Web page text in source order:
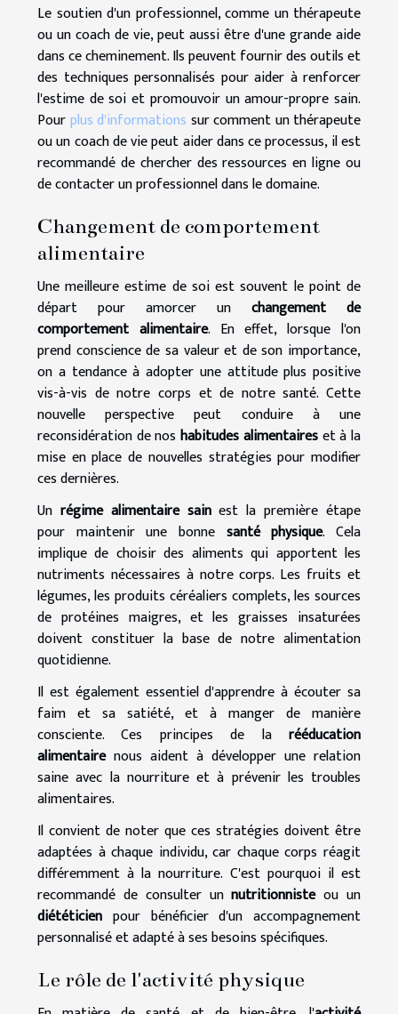
Le soutien d'un professionnel, comme un thérapeute
ou un coach de vie, peut aussi être d'une grande aide
dans ce cheminement. Ils peuvent fournir des outils et
des techniques personnalisés pour aider à renforcer
l'estime de soi et promouvoir un amour-propre sain.
Pourplus d'informations sur comment un thérapeute
ou un coach de vie peut aider dans ce processus, il est
recommandé de chercher des ressources en ligne ou
de contacter un professionnel dans le domaine.
Changement de comportement
alimentaire
Une meilleure estime de soi est souvent le point de
départ pour amorcer un changement de
comportement alimentaire. En effet, lorsque l'on
prend conscience de sa valeur et de son importance,
on a tendance à adopter une attitude plus positive
vis-à-vis de notre corps et de notre santé. Cette
nouvelle perspective peut conduire à une
reconsidération de noshabitudes alimentaireset à la
mise en place de nouvelles stratégies pour modifier
ces dernières.
Un régime alimentaire sainest la première étape
pour maintenir une bonne santé physique. Cela
implique de choisir des aliments qui apportent les
nutriments nécessaires à notre corps. Les fruits et
légumes, les produits céréaliers complets, les sources
de protéines maigres, et les graisses insaturées
doivent constituer la base de notre alimentation
quotidienne.
Il est également essentiel d'apprendre à écouter sa
faim et sa satiété, et à manger de manière
consciente. Ces principes de la rééducation
alimentairenous aident à développer une relation
saine avec la nourriture et à prévenir les troubles
alimentaires.
Il convient de noter que ces stratégies doivent être
adaptées à chaque individu, car chaque corps réagit
différemment à la nourriture. C'est pourquoi il est
recommandé de consulter unnutritionnisteou un
diététicien pour bénéficier d'un accompagnement
personnalisé et adapté à ses besoins spécifiques.
Le rôle de l'activité physique